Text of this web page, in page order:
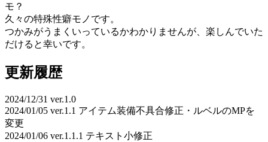
モ？
久々の特殊性癖モノです。
つかみがうまくいっているかわかりませんが、楽しんでいた
だけると幸いです。
更新履歴
2024/12/31 ver.1.0
2024/01/05 ver.1.1 アイテム装備不具合修正・ルベルのMPを
変更
2024/01/06 ver.1.1.1 テキスト小修正